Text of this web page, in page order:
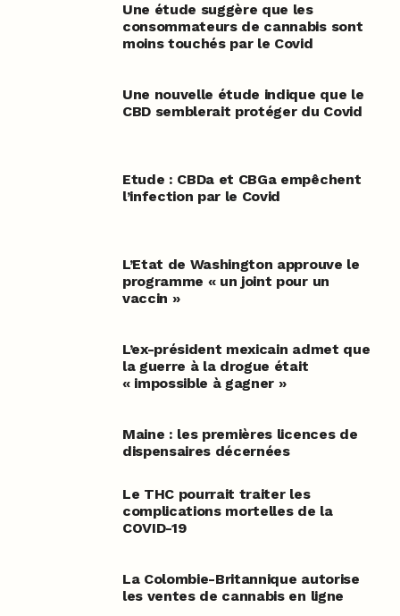
Une étude suggère que les
consommateurs de cannabis sont
moins touchés par le Covid
Une nouvelle étude indique que le
CBD semblerait protéger du Covid
Etude : CBDa et CBGa empêchent
l’infection par le Covid
L’Etat de Washington approuve le
programme « un joint pour un
vaccin »
L’ex-président mexicain admet que
la guerre à la drogue était
« impossible à gagner »
Maine : les premières licences de
dispensaires décernées
Le THC pourrait traiter les
complications mortelles de la
COVID-19
La Colombie-Britannique autorise
les ventes de cannabis en ligne